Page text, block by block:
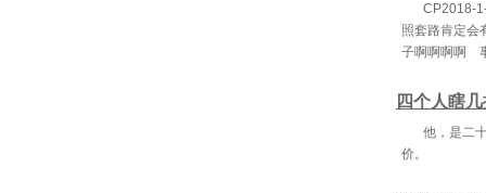
CP2018-
照套路肯定会
子啊啊啊啊
四个人瞎
他，是二
价。